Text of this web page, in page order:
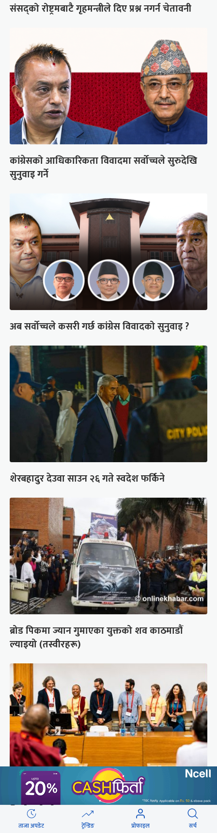
संसद्को रोष्ट्रमबाटै गृहमन्त्रीले दिए प्रश्न नगर्न चेतावनी
कांग्रेसको आधिकारिकता विवादमा सर्वोच्चले सुरुदेखि
सुनुवाइ गर्ने
अब सर्वोच्चले कसरी गर्छ कांग्रेस विवादको सुनुवाइ ?
शेरबहादुर देउवा साउन २६ गते स्वदेश फर्किने
ब्रोड पिकमा ज्यान गुमाएका युक्तको शव काठमाडौं
ल्याइयो (तस्वीरहरू)
सुरक्षा रिपोर्ट : प्राज्ञिक आवरणमा तिब्बत पक्षीय भाष्य
निर्माणको योजना
ताजा अपडेट ट्रेन्डिङ प्रोफाइल सर्च